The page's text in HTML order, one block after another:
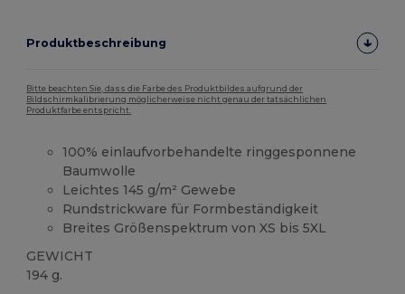
Produktbeschreibung
Bitte beachten Sie, dass die Farbe des Produktbildes aufgrund der
Bildschirmkalibrierung möglicherweise nicht genau der tatsächlichen
Produktfarbe entspricht.
100% einlaufvorbehandelte ringgesponnene
Baumwolle
Leichtes 145 g/m² Gewebe
Rundstrickware für Formbeständigkeit
Breites Größenspektrum von XS bis 5XL
GEWICHT
194 g.